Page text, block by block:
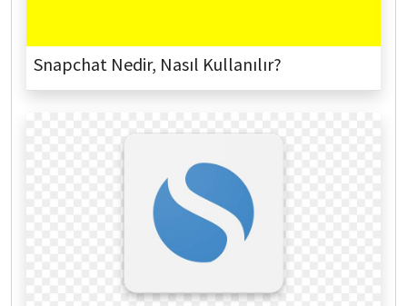
Snapchat Nedir, Nasıl Kullanılır?